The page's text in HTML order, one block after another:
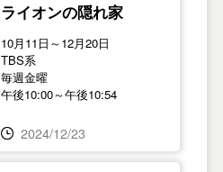
ライオンの隠れ家
10月11日～12月20日
TBS系
毎週金曜
午後10:00～午後10:54
2024/12/23